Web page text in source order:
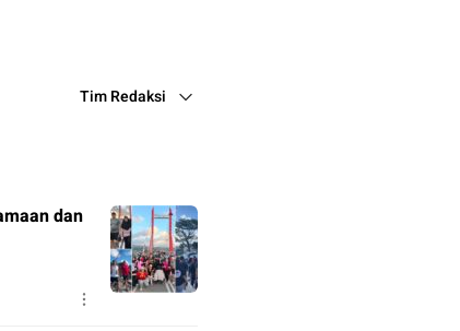
Tim Redaksi
dan